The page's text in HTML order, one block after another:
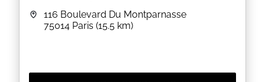
116 Boulevard Du Montparnasse
75014 Paris (15.5 km)